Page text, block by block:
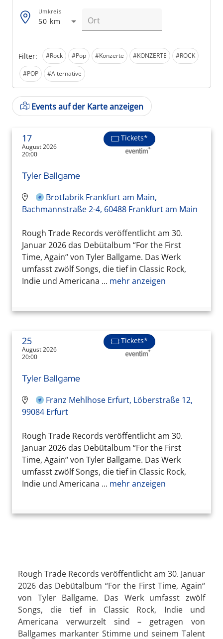
Filter: #Rock #Pop #Konzerte #KONZERTE #ROCK
#POP #Alternative
50 km
Umkreis
Events auf der Karte anzeigen
17
August 2026
20:00
Tickets*
Tyler Ballgame
Brotfabrik Frankfurt am Main,
Bachmannstraße 2-4, 60488 Frankfurt am Main
Rough Trade Records veröffentlicht am 30.
Januar 2026 das Debütalbum “For the First
Time, Again“ von Tyler Ballgame. Das Werk
umfasst zwölf Songs, die tief in Classic Rock,
Indie und Americana ... mehr anzeigen
25
August 2026
20:00
Tickets*
Tyler Ballgame
Franz Mehlhose Erfurt, Löberstraße 12,
99084 Erfurt
Rough Trade Records veröffentlicht am 30.
Januar 2026 das Debütalbum “For the First
Time, Again“ von Tyler Ballgame. Das Werk
umfasst zwölf Songs, die tief in Classic Rock,
Indie und Americana ... mehr anzeigen
Rough Trade Records veröffentlicht am 30. Januar
2026 das Debütalbum “For the First Time, Again“
von Tyler Ballgame. Das Werk umfasst zwölf
Songs, die tief in Classic Rock, Indie und
Americana verwurzelt sind – getragen von
Ballgames markanter Stimme und seinem Talent